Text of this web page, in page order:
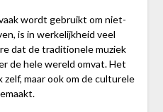
wordt gebruikt om niet-
is in werkelijkheid veel
dat de traditionele muziek
de hele wereld omvat. Het
maar ook om de culturele